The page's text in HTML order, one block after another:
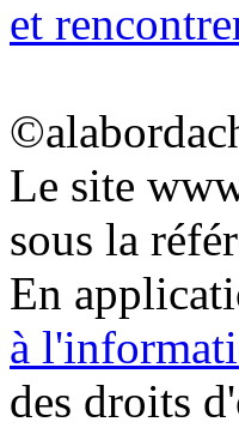
et
Le site
sous la
En
à
des droits